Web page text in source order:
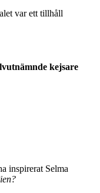
var ett tillhåll
kejsare
inspirerat Selma